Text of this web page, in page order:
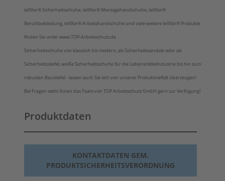
teXXor® Sicherheitsschuhe, teXXor® Montagehandschuhe, teXXor®
Berufsbekleidung, teXXor® Arbeitshandschuhe und viele weitere teXXor® Produkte
finden Sie unter www.TOP-Arbeitsschutz.de
Sicherheitsschuhe von klassisch bis modern, als Sicherheitssandale oder als
Sicherheitsstiefel, weiße Sicherheitsschuhe für die Lebensmittelindustrie bis hin zum
robusten Baustiefel - lassen auch Sie sich von unserer Produktvielfalt überzeugen!
Bei Fragen steht Ihnen das Team von TOP Arbeitsschutz GmbH gern zur Verfügung!
Produktdaten
KONTAKTDATEN GEM.
PRODUKTSICHERHEITSVERORDNUNG